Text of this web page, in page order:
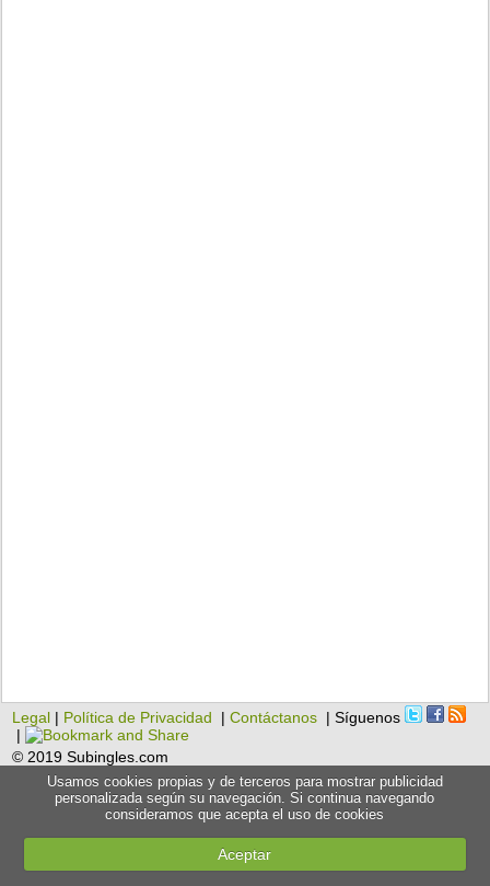
Legal | Política de Privacidad |Contáctanos | Síguenos
|
© 2019 Subingles.com
Usamos cookies propias y de terceros para mostrar publicidad
personalizada según su navegación. Si continua navegando
consideramos que acepta el uso de cookies
Aceptar